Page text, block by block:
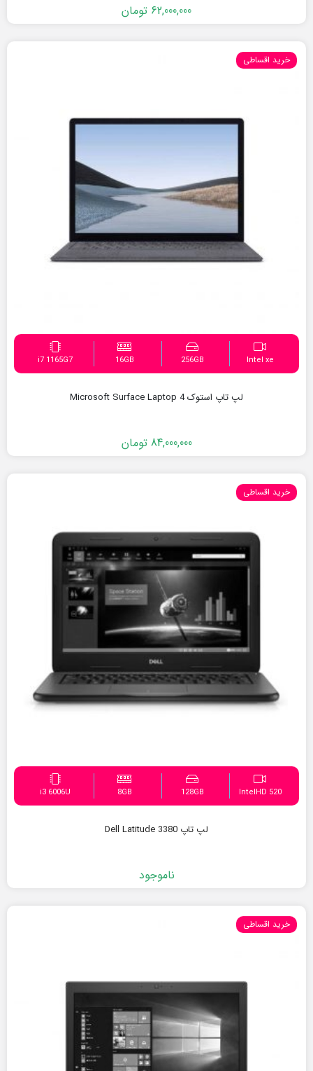
62,000,000 تومان
خرید اقساطی
Intel xe
256GB
16GB
i7 1165G7
لپ تاپ استوک Microsoft Surface Laptop 4
84,000,000 تومان
خرید اقساطی
IntelHD 520
128GB
8GB
i3 6006U
لپ تاپ Dell Latitude 3380
ناموجود
خرید اقساطی